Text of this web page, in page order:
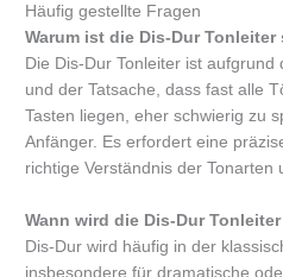
Häufig gestellte Fragen
Warum ist die Dis-Dur
Die Dis-Dur Tonleiter ist
und der Tatsache, dass fast alle
Tasten liegen, eher schwierig zu
Anfänger. Es erfordert eine
richtige Verständnis der Tonarten
Wann wird die Dis-Dur
Dis-Dur wird häufig in der
insbesondere für dramatische